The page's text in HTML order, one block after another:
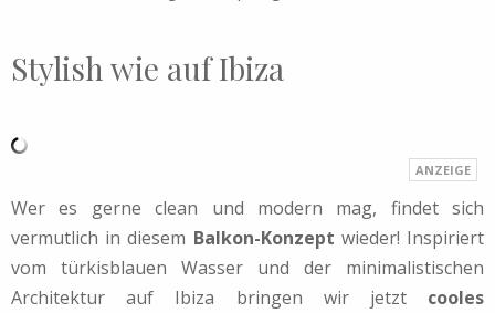
Stylish wie auf Ibiza
Wer es gerne clean und modern mag, findet sich
vermutlich in diesem Balkon-Konzept wieder! Inspiriert
vom türkisblauen Wasser und der minimalistischen
Architektur auf Ibiza bringen wir jetztcooles